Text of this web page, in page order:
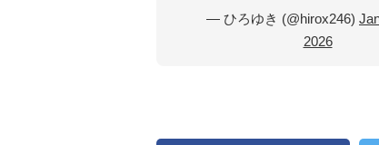
— ひろゆき (@hirox246)
2026